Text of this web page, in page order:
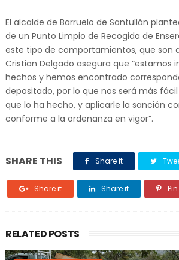
El alcalde de Barruelo de Santullán
de un Punto Limpio de Recogida de
este tipo de comportamientos, que son
Cristian Delgado asegura que “estamos
hechos y hemos encontrado
depositado, por lo que nos será más
que lo ha hecho, y aplicarle la sanción
conforme a la ordenanza en vigor”.
SHARE THIS Share it
Share it Share it
RELATED POSTS